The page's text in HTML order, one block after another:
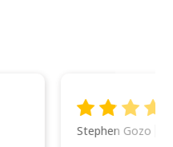
Stephen Gozo